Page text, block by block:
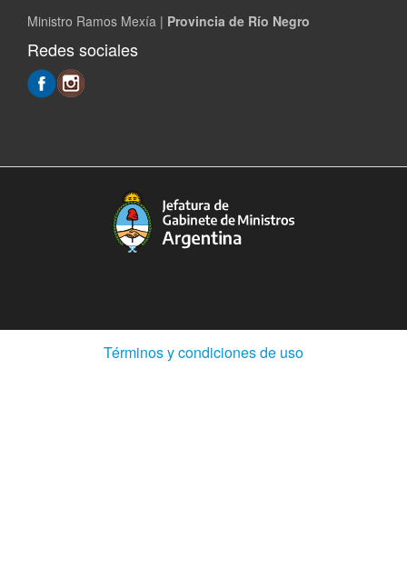
Ministro Ramos Mexía | Provincia de Río Negro
Redes sociales
Términos y condiciones de uso(Abre